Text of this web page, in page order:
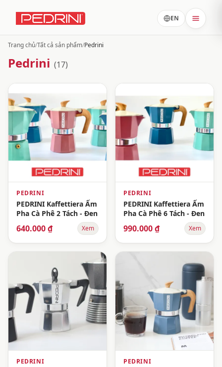
EN
Trang chủ/Tất cả sản phẩm/Pedrini
Pedrini (17)
PEDRINI
PEDRINI Kaffettiera Ấm
Pha Cà Phê 2 Tách - Đen
640.000 ₫ Xem
PEDRINI
PEDRINI Kaffettiera Ấm
Pha Cà Phê 6 Tách - Đen
990.000 ₫ Xem
PEDRINI PEDRINI